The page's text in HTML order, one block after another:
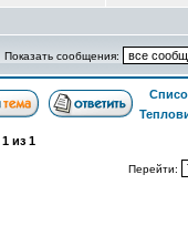
Показать сообщения:
1 из 1
Перейти: